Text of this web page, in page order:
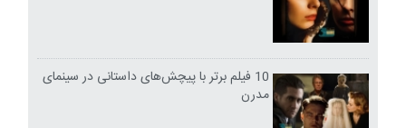
10 فیلم برتر با پیچش‌های داستانی در سینمای
مدرن